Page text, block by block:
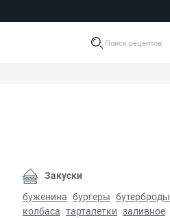
Поиск рецептов
Закуски
буженина бургеры бутерброды
колбаса тарталетки заливное